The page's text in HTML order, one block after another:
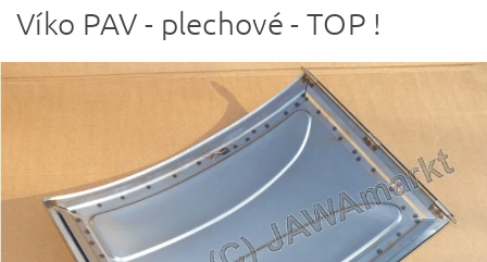
Víko PAV - plechové - TOP !